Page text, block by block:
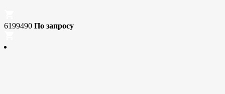
6199490 По запросу